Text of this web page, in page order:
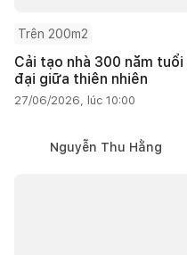
Trên 200m2
Cải tạo nhà 300 năm
đại giữa thiên nhiên
27/06/2026, lúc 10:00
Nguyễn Thu Hằng